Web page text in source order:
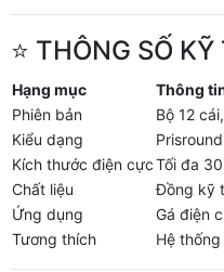
⭐ THÔNG SỐ
Hạng mục
Thông
Phiên bản
Bộ 12
Kiểu dạng
Kích thước điện cựcTối đa
Chất liệu
Đồng kỹ
Ứng dụng
Gá điện
Tương thích
Hệ thống